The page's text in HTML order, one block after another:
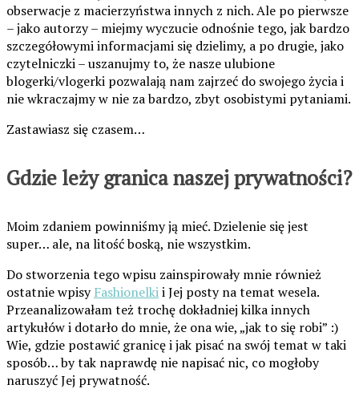
obserwacje z macierzyństwa innych z nich. Ale po pierwsze
– jako autorzy – miejmy wyczucie odnośnie tego, jak bardzo
szczegółowymi informacjami się dzielimy, a po drugie, jako
czytelniczki – uszanujmy to, że nasze ulubione
blogerki/vlogerki pozwalają nam zajrzeć do swojego życia i
nie wkraczajmy w nie za bardzo, zbyt osobistymi pytaniami.
Zastawiasz się czasem…
Gdzie leży granica naszej prywatności?
Moim zdaniem powinniśmy ją mieć. Dzielenie się jest
super… ale, na litość boską, nie wszystkim.
Do stworzenia tego wpisu zainspirowały mnie również
ostatnie wpisyFashionelkii Jej posty na temat wesela.
Przeanalizowałam też trochę dokładniej kilka innych
artykułów i dotarło do mnie, że ona wie, „jak to się robi” :)
Wie, gdzie postawić granicę i jak pisać na swój temat w taki
sposób… by tak naprawdę nie napisać nic, co mogłoby
naruszyć Jej prywatność.